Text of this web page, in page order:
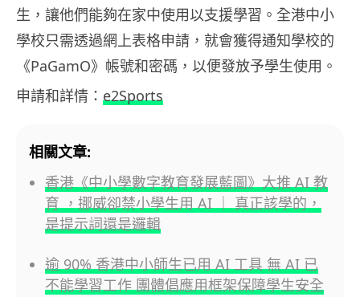
生，讓他們能夠在家中使用以支援學習。全港中小
學校只需透過網上表格申請，就會獲得通知學校的
《PaGamO》帳號和密碼，以便發放予學生使用。
申請和詳情： e2Sports
相關文章:
香港《中小學數字教育發展藍圖》大推 AI 教
育 ，挪威卻禁小學生用 AI ｜ 真正該學的，
是提示詞還是邏輯
逾 90% 香港中小師生已用 AI 工具 無 AI 已
不能學習工作 團體倡應用框架保障學生安全